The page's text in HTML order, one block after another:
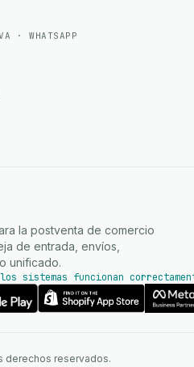
· WHATSAPP
la postventa de comercio
de entrada, envíos,
unificado.
sistemas funcionan
derechos reservados.
WhatsApp